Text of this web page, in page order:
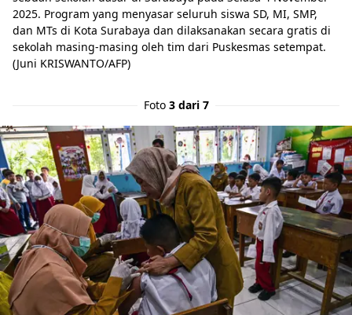
2025. Program yang menyasar seluruh siswa SD, MI, SMP,
dan MTs di Kota Surabaya dan dilaksanakan secara gratis di
sekolah masing-masing oleh tim dari Puskesmas setempat.
(Juni KRISWANTO/AFP)
Foto 3 dari 7